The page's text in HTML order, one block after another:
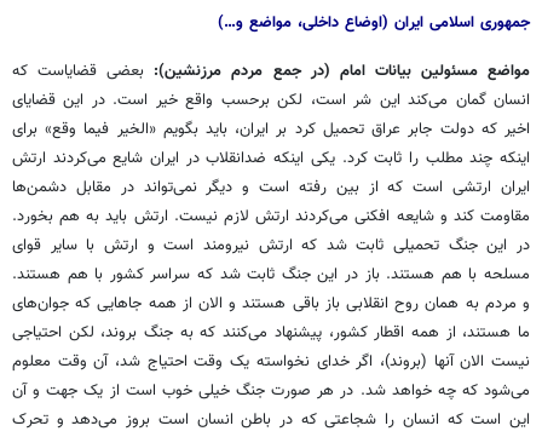
جمهوری اسلامی ایران (اوضاع داخلی، مواضع و…)
مواضع مسئولین بیانات امام (در جمع مردم مرزنشین): بعضی قضایاست که
انسان گمان می‌کند این شر است، لکن برحسب واقع خیر است. در این قضایای
اخیر که دولت جابر عراق تحمیل کرد بر ایران، باید بگویم «الخیر فیما وقع» برای
اینکه چند مطلب را ثابت کرد. یکی اینکه ضدانقلاب در ایران شایع می‌کردند ارتش
ایران ارتشی است که از بین رفته است و دیگر نمی‌تواند در مقابل دشمن‌ها
مقاومت کند و شایعه افکنی می‌کردند ارتش لازم نیست. ارتش باید به هم بخورد.
در این جنگ تحمیلی ثابت شد که ارتش نیرومند است و ارتش با سایر قوای
مسلحه با هم هستند. باز در این جنگ ثابت شد که سراسر کشور با هم هستند.
و مردم به همان روح انقلابی باز باقی هستند و الان از همه جاهایی که جوان‌های
ما هستند، از همه اقطار کشور، پیشنهاد می‌کنند که به جنگ بروند، لکن احتیاجی
نیست الان آنها (بروند)، اگر خدای نخواسته یک وقت احتیاج شد، آن وقت معلوم
می‌شود که چه خواهد شد. در هر صورت جنگ خیلی خوب است از یک جهت و آن
این است که انسان را شجاعتی که در باطن انسان است بروز می‌دهد و تحرک